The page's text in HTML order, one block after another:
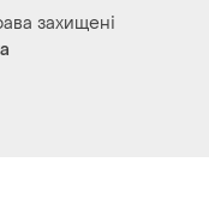
захищені